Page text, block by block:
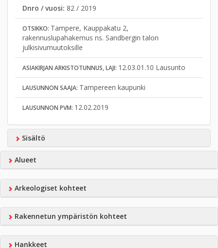
Dnro / vuosi: 82 / 2019
OTSIKKO: Tampere, Kauppakatu 2,
rakennuslupahakemus ns. Sandbergin talon
julkisivumuutoksille
ASIAKIRJAN ARKISTOTUNNUS, LAJI: 12.03.01.10 Lausunto
LAUSUNNON SAAJA: Tampereen kaupunki
LAUSUNNON PVM: 12.02.2019
Sisältö
Alueet
Arkeologiset kohteet
Rakennetun ympäristön kohteet
Hankkeet